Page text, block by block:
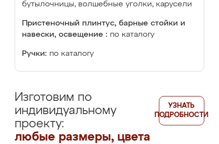
бутылочницы, волшебные уголки, карусели
Пристеночный плинтус, барные стойки и
навески, освещение : по каталогу
Ручки: по каталогу
Изготовим по
индивидуальному
проекту:
любые размеры, цвета
УЗНАТЬ
ПОДРОБНОСТИ